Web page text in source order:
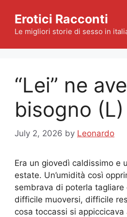
content
Erotici Racconti
Le migliori storie di sesso in
“Lei” ne
bisogno (L)
July 2, 2026 by Leonardo
Era un giovedì caldissimo e
estate. Un’umidità così
sembrava di poterla tagliare
difficile muoversi, difficile
cosa toccassi si